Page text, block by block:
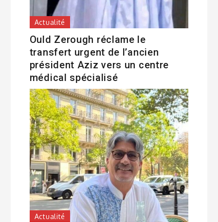
Actualité
Ould Zerough réclame le
transfert urgent de l’ancien
président Aziz vers un centre
médical spécialisé
Actualité